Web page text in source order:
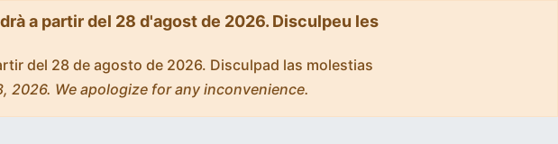
a partir del 28 d'agost de 2026. Disculpeu les
del 28 de agosto de 2026. Disculpad las molestias
We apologize for any inconvenience.